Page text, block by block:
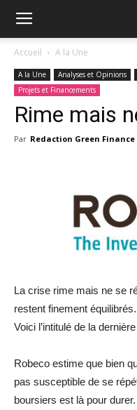
Green
Finance
Accueil A la Une
A la Une Analyses et Opinions
Projets et Financements
Rime mais
Par Redaction Green Finance
La crise rime mais ne se
restent finement équilibrés.
Voici l’intitulé de la
Robeco estime que bien
pas susceptible de se
boursiers est là pour durer.